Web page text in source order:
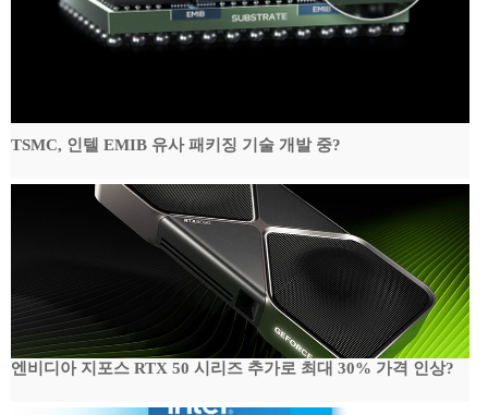
TSMC, 인텔 EMIB 유사 패키징 기술 개발 중?
엔비디아 지포스 RTX 50 시리즈 추가로 최대 30% 가격 인상?